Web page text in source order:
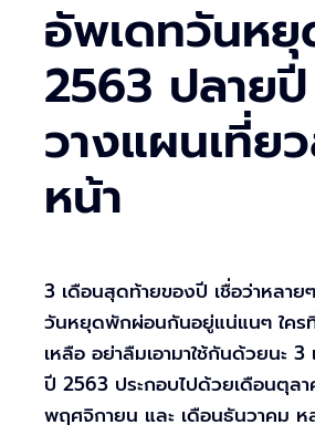
อัพเดทวันห
2563 ปลายปี
วางแผนเที่ย
หน้า
3 เดือนสุดท้ายของปี เชื่อว่าหลา
วันหยุดพักผ่อนกันอยู่แน่แนๆ ใคร
เหลือ อย่าลืมเอามาใช้กันด้วยนะ
ปี 2563 ประกอบไปด้วยเดือนตุล
พฤศจิกายน และ เดือนธันวาคม ห